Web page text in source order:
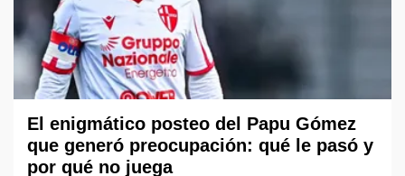
El enigmático posteo del Papu Gómez
que generó preocupación: qué le pasó y
por qué no juega